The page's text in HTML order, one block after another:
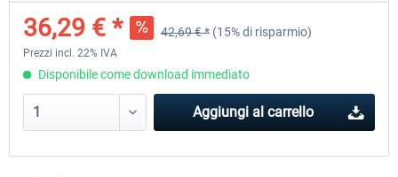
40,96 € *
36,29 € * 42,69 € * (15% di risparmio)
Prezzi incl. 22% IVA
Disponibile come download immediato
Aggiungi al carrello